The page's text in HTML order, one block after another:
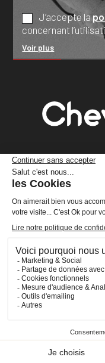
J’accepte la
concernant
Voir plus